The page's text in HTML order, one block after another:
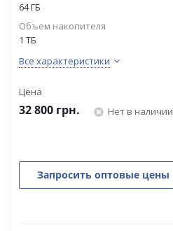
64 ГБ
Объем накопителя
1 ТБ
Все характеристики
Цена
32 800 грн. Нет в наличии
Запросить оптовые цены